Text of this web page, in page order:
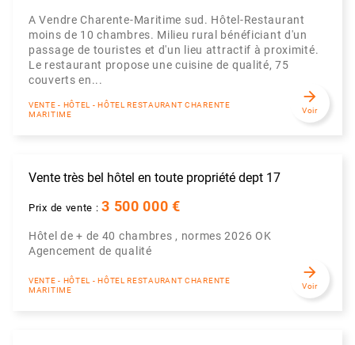
A Vendre Charente-Maritime sud. Hôtel-Restaurant
moins de 10 chambres. Milieu rural bénéficiant d'un
passage de touristes et d'un lieu attractif à proximité.
Le restaurant propose une cuisine de qualité, 75
couverts en...
VENTE - HÔTEL - HÔTEL RESTAURANT CHARENTE
MARITIME
arrow_forward
Voir
Vente très bel hôtel en toute propriété dept 17
Prix de vente :3 500 000 €
Hôtel de + de 40 chambres , normes 2026 OK
Agencement de qualité
VENTE - HÔTEL - HÔTEL RESTAURANT CHARENTE
MARITIME
arrow_forward
Voir